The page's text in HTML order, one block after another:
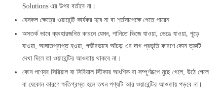
Solutions এর উপর বর্তাবে না।
যেসকল ক্ষেত্রে ওয়ারেন্টি কার্যকর হবে না বা শর্তসাপেক্ষে পেতে পারেন
অসতর্ক ভাবে ব্যবহারজনিত কারনে যেমন, পানিতে ভিজে যাওয়া, ভেঙে যাওয়া, পুড়ে
যাওয়া, আঘাতপ্রাপ্ত হওয়া, গভীরভাবে আঁচড় এর দাগ প্রভৃতি কারণে কোন ত্রুটি
দেখা দিলে তা ওয়ারেন্টির আওতায় থাকবে না।
কোন পণ্যের সিরিয়াল বা সিরিয়াল স্টিকার আংশিক বা সম্পূর্ণরূপে মুছে গেলে, উঠে গেলে
বা যেকোন কারণে ক্ষতিগ্রস্ত হলে তখন পণ্যটি আর ওয়ারেন্টির আওতায় পড়বে না।